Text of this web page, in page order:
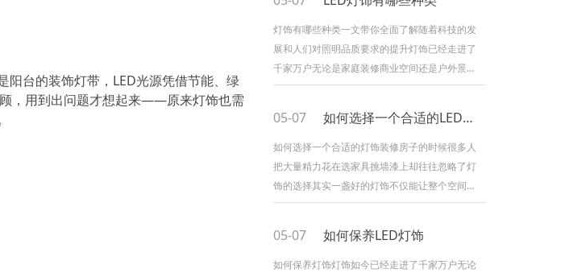
阳台的装饰灯带，LED光源凭借节能、绿
，用到出问题才想起来——原来灯饰也需
灯饰有哪些种类一文带你全面了解随着科技的发
展和人们对照明品质要求的提升灯饰已经走进了
千家万户无论是家庭装修商业空间还是户外景观
灯饰都扮演着不可或缺的角色那么灯饰到底有哪
灯和射灯筒灯和射灯是家庭装修中最常见的灯饰
类型筒灯一般嵌入天花板光线柔和均匀适合用于
客厅走廊等空间的基础照明射灯则具有更强的聚
光效果常用于重点照明比如照射挂画装饰品等很
多消费者在选购时会优先
05-07 如何选择一个合适的LED灯饰
如何选择一个合适的灯饰装修房子的时候很多人
把大量精力花在选家具挑墙漆上却往往忽略了灯
饰的选择其实一盏好的灯饰不仅能让整个空间的
氛围感拉满还直接关系到家人的用眼健康那么到
聊聊我的一些经验和看法一先明确使用场景选灯
饰的第一步不是看外观好不好看而是要想清楚这
05-07 如何保养LED灯饰
如何保养灯饰灯饰如今已经走进了千家万户无论